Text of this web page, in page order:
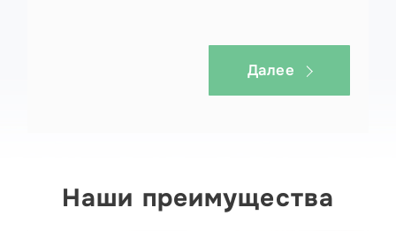
Далее
Наши преимущества